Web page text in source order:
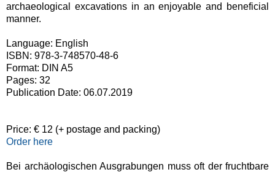
archaeological excavations in an enjoyable and beneficial
manner.
Language: English
ISBN: 978-3-748570-48-6
Format: DIN A5
Pages: 32
Publication Date: 06.07.2019
Price: € 12 (+ postage and packing)
Order here
Bei archäologischen Ausgrabungen muss oft der fruchtbare